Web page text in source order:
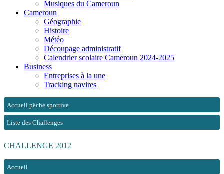
Musiques du Cameroun
Cameroun
Géographie
Histoire
Météo
Découpage administratif
Calendrier scolaire Cameroun 2024-2025
Business
Entreprises à la une
Tracking navires
Accueil pêche sportive
Liste des Challenges
CHALLENGE 2012
Accueil